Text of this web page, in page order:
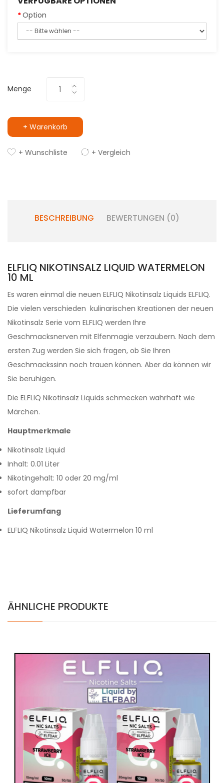
Option
Menge
+ Warenkorb
+ Wunschliste + Vergleich
BESCHREIBUNG BEWERTUNGEN (0)
ELFLIQ NIKOTINSALZ LIQUID WATERMELON
10 ML
Es waren einmal die neuen ELFLIQ Nikotinsalz Liquids ELFLIQ.
Die vielen verschieden kulinarischen Kreationen der neuen
Nikotinsalz Serie vom ELFLIQ werden Ihre
Geschmacksnerven mit Elfenmagie verzaubern. Nach dem
ersten Zug werden Sie sich fragen, ob Sie Ihren
Geschmackssinn noch trauen können. Aber da können wir
Sie beruhigen.
Die ELFLIQ Nikotinsalz Liquids schmecken wahrhaft wie
Märchen.
Hauptmerkmale
Nikotinsalz Liquid
Inhalt: 0.01 Liter
Nikotingehalt: 10 oder 20 mg/ml
sofort dampfbar
Lieferumfang
ELFLIQ Nikotinsalz Liquid Watermelon 10 ml
ÄHNLICHE PRODUKTE